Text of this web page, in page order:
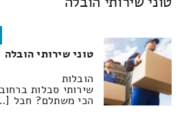
טוני שירותי הובלה
הובלות
שירותי סבלות
הכי משתלם? חבל